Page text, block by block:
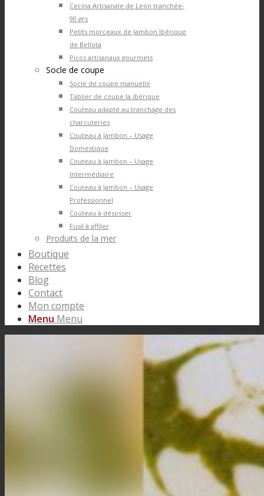
Cecina Artisanale de León tranchée-
90 grs
Petits morceaux de Jambon Ibérique
de Bellota
Picos artisanaux gourmets
Socle de coupe
Socle de coupe manuelle
Tablier de coupe la ibérique
Couteau adapté au tranchage des
charcuteries
Couteau à Jambon – Usage
Domestique
Couteau à Jambon – Usage
Intermédiaire
Couteau à Jambon – Usage
Professionnel
Couteau à désosser
Fusil à affiler
Produits de la mer
Boutique
Recettes
Blog
Contact
Mon compte
Menu Menu